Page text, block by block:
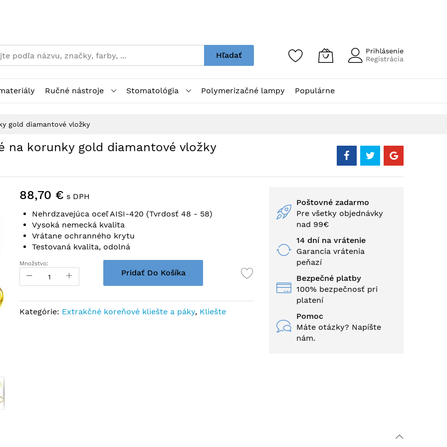
Hľadať
Prihlásenie
Registrácia
Ručné nástroje Stomatológia Polymerizačné lampy Populárne
gold diamantové vložky
na korunky gold diamantové vložky
88,70 € s DPH
Nehrdzavejúca oceľ AISI-420 (Tvrdosť 48 - 58)
Vysoká nemecká kvalita
Vrátane ochranného krytu
Testovaná kvalita, odolná
Množstvo:
Pridať Do Košíka
Kategórie: Extrakčné koreňové kliešte a páky, Kliešte
Poštovné zadarmo
Pre všetky objednávky
nad 99€
14 dní na vrátenie
Garancia vrátenia
peňazí
Bezpečné platby
100% bezpečnosť pri
platení
Pomoc
Máte otázky? Napíšte
nám.